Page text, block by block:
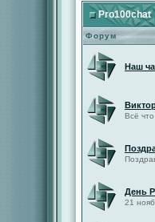
Pro100chat
Форум
Наш
Всё что
День
21